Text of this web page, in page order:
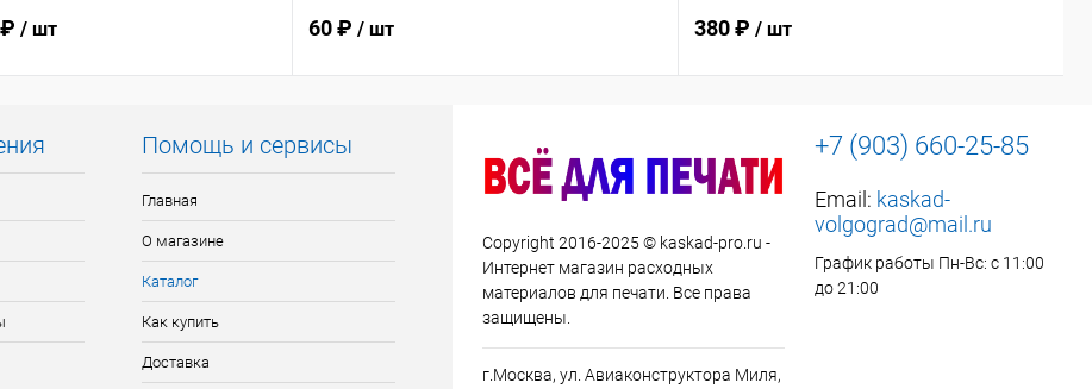
/ шт 60 ₽ / шт 380 ₽ / шт
Помощь и сервисы
Главная
О магазине
Каталог
Как купить
Доставка
Copyright 2016-2025 © kaskad-pro.ru -
Интернет магазин расходных
материалов для печати. Все права
защищены.
г.Москва, ул. Авиаконструктора Миля,
+7 (903) 660-25-85
Email: kaskad-
volgograd@mail.ru
График работы Пн-Вс: с 11:00
до 21:00